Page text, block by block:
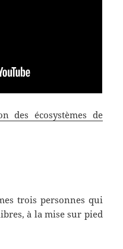
des écosystèmes de
trois personnes qui
à la mise sur pied